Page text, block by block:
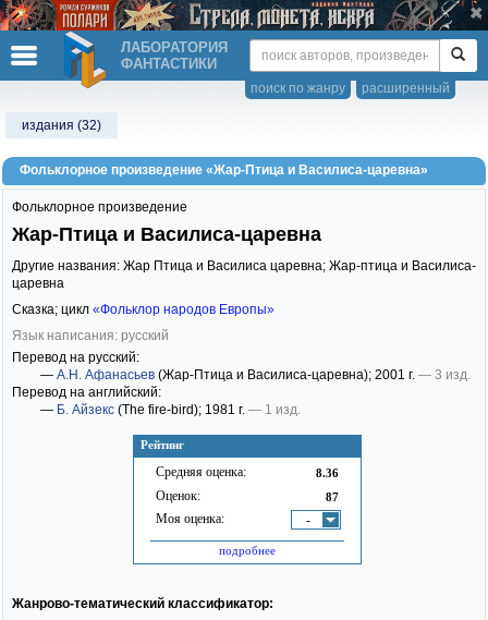
ЛАБОРАТОРИЯ
ФАНТАСТИКИ
расширенный
поиск по жанру
издания (32)
Фольклорное произведение «Жар-Птица и Василиса-царевна»
Рейтинг
Средняя оценка: 8.36
Оценок: 87
Моя оценка: -
подробнее
Фольклорное произведение
Жар-Птица и Василиса-царевна
Другие названия: Жар Птица и Василиса царевна; Жар-птица и Василиса-
царевна
Сказка; цикл «Фольклор народов Европы»
Язык написания: русский
Перевод на русский:
— А.Н. Афанасьев (Жар-Птица и Василиса-царевна); 2001 г. — 3 изд.
Перевод на английский:
— Б. Айзекс (The fire-bird); 1981 г. — 1 изд.
Жанрово-тематический классификатор: